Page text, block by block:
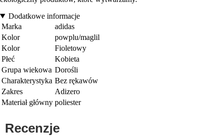
Dodatkowe informacje
Marka
adidas
Kolor
powplu/maglil
Kolor
Fioletowy
Płeć
Kobieta
Grupa wiekowa Dorośli
Charakterystyka Bez rękawów
Zakres
Adizero
Materiał główny poliester